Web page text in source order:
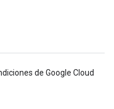
de Google Cloud